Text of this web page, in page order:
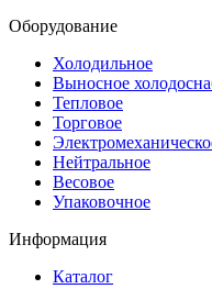
Оборудование
Холодильное
Выносное
Тепловое
Торговое
Нейтральное
Весовое
Упаковочное
Информация
Каталог